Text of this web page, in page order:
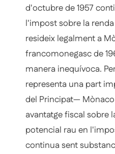
d'octubre de 1957
l'impost sobre la
resideix legalment a
francomonegasc de
manera inequívoca.
representa una part
del Principat—
avantatge fiscal sobre
potencial rau en
continua sent